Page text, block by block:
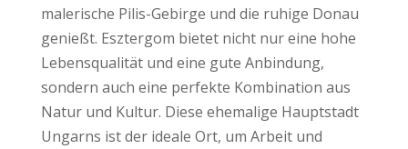
malerische Pilis-Gebirge und die ruhige Donau
genießt. Esztergom bietet nicht nur eine hohe
Lebensqualität und eine gute Anbindung,
sondern auch eine perfekte Kombination aus
Natur und Kultur. Diese ehemalige Hauptstadt
Ungarns ist der ideale Ort, um Arbeit und